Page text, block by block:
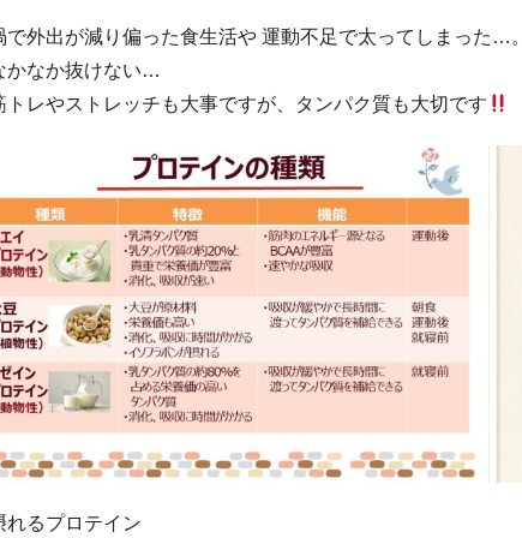
で外出が減り偏った食生活や 運動不足で太ってしまった…。
かなか抜けない…
トレやストレッチも大事ですが、タンパク質も大切です
れるプロテイン